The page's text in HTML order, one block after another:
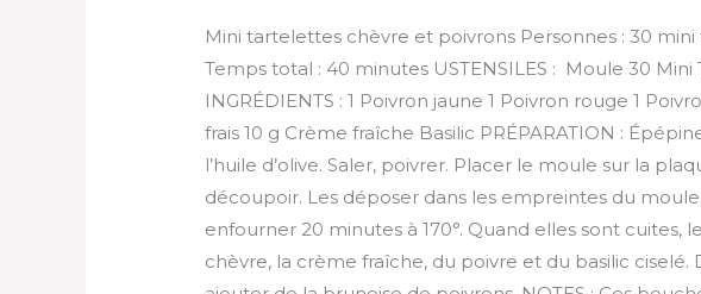
Mini tartelettes chèvre et poivrons Personnes : 30
Temps total : 40 minutes USTENSILES : Moule 30
INGRÉDIENTS : 1 Poivron jaune 1 Poivron rouge 1
frais 10 g Crème fraîche Basilic PRÉPARATION :
l’huile d’olive. Saler, poivrer. Placer le moule sur la
découpoir. Les déposer dans les empreintes du
enfourner 20 minutes à 170°. Quand elles sont
chèvre, la crème fraîche, du poivre et du basilic